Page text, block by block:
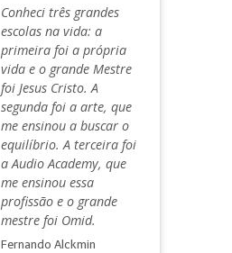
Conheci três grandes
escolas na vida: a
primeira foi a própria
vida e o grande Mestre
foi Jesus Cristo. A
segunda foi a arte, que
me ensinou a buscar o
equilíbrio. A terceira foi
a Audio Academy, que
me ensinou essa
profissão e o grande
mestre foi Omid.
Fernando Alckmin